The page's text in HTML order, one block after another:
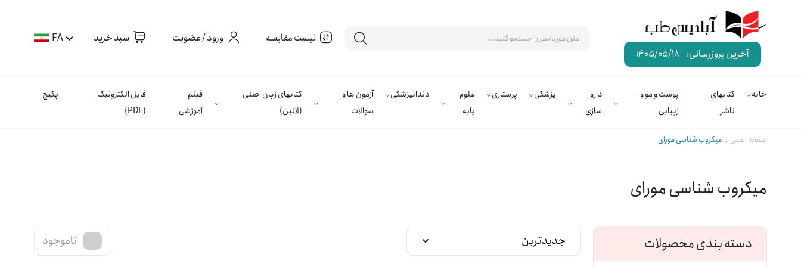
آخرین بروزرسانی: 1405/05/18
لیست مقایسه ورود / عضویت سبد خرید FA
خانه
کتابهای
ناشر
پوست و مو و
زیبایی
دارو
سازی
پزشکی پرستاری
علوم
پایه
دندانپزشکی
آزمون ها و
سوالات
کتابهای زبان اصلی
(لاتین)
فیلم
آموزشی
فایل الکترونیک
(PDF)
پکیج
صفحه اصلی میکروب شناسی مورای
میکروب شناسی مورای
دسته بندی محصولات ناموجود